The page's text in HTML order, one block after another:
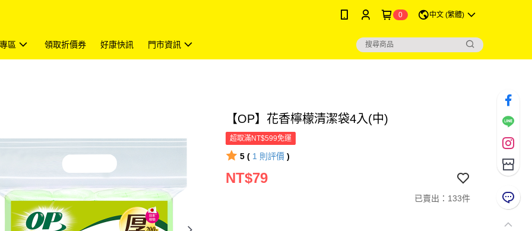
0 中文 (繁體)
區 領取折價券 好康快訊 門市資訊
【OP】花香檸檬清潔袋4入(中)
超取滿NT$599免運
5 ( 1 則評價 )
NT$79
已賣出：133件